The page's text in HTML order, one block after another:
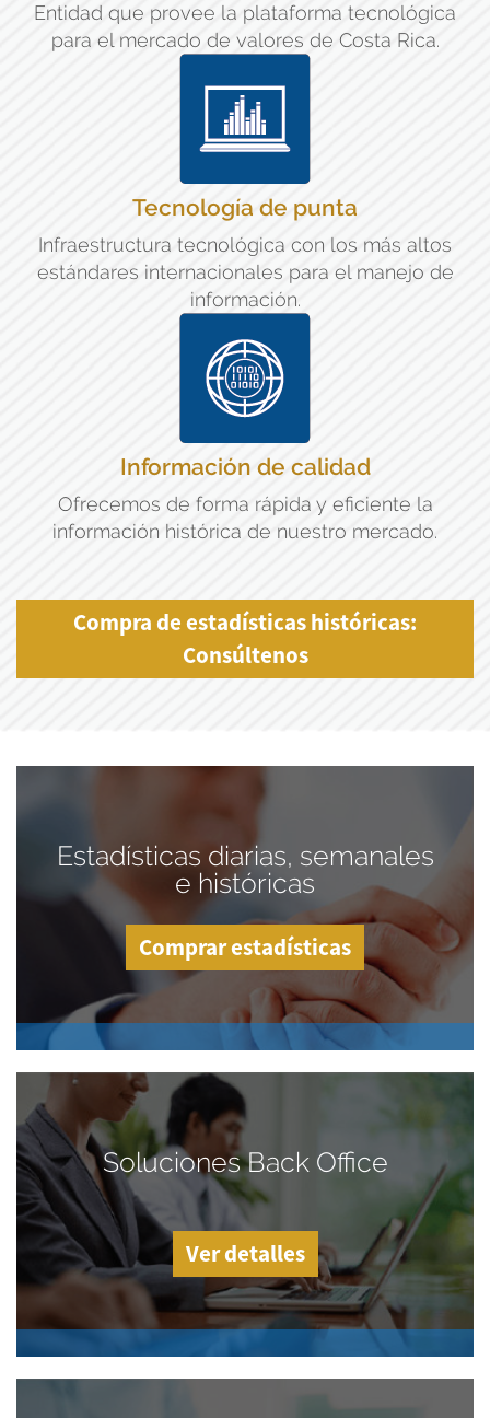
Entidad que provee la plataforma tecnológica
para el mercado de valores de Costa Rica.
Tecnología de punta
Infraestructura tecnológica con los más altos
estándares internacionales para el manejo de
información.
Información de calidad
Ofrecemos de forma rápida y eficiente la
información histórica de nuestro mercado.
Compra de estadísticas históricas:
Consúltenos
Estadísticas diarias, semanales
e históricas
Comprar estadísticas
Soluciones Back Office
Ver detalles